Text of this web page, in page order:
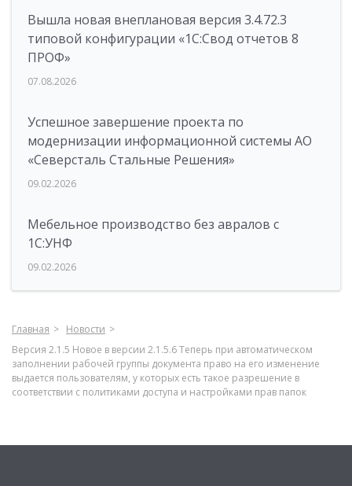
Вышла новая внеплановая версия 3.4.72.3
типовой конфигурации «1C:Свод отчетов 8
ПРОФ»
07.08.2026
Успешное завершение проекта по
модернизации информационной системы АО
«Северсталь Стальные Решения»
09.02.2026
Мебельное производство без авралов с
1С:УНФ
09.02.2026
Главная
Новости
Версия 2.1.5 Новое в версии 2.1.5.6 Теперь при автоматическом
заполнении рабочей группы документа право на его изменение
выдается пользователям, у которых есть такое разрешение в
соответствии с политиками доступа и настройками прав папок